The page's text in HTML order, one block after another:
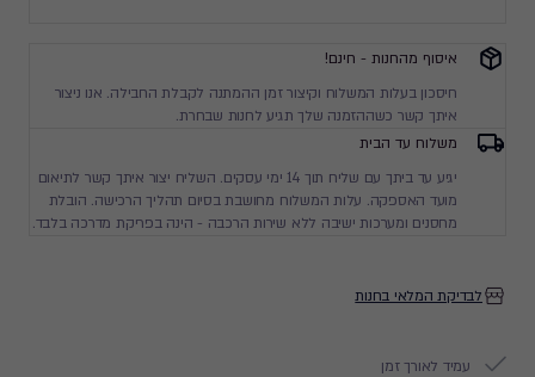
איסוף מהחנות - חינם!
חיסכון בעלות המשלוח וקיצור זמן ההמתנה לקבלת החבילה. אנו ניצור
איתך קשר כשההזמנה שלך תגיע לחנות שבחרת.
משלוח עד הבית
יגיע עד ביתך עם שליח תוך 14 ימי עסקים. השליח יצור איתך קשר לתיאום
מועד האספקה. עלות המשלוח מחושבת בסיום תהליך הרכישה. הובלת
מחסנים ומערכות ישיבה ללא שירות הרכבה - הינה בפריקת מדרכה בלבד.
לבדיקת המלאי בחנות
עמיד לאורך זמן